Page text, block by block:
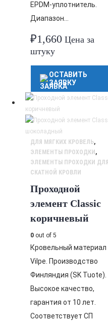
EPDM-уплотнитель.
Диапазон…
₽1,660 Цена за
штуку
ОСТАВИТЬ
ЗАЯВКУ
ДЛЯ МЯГКИХ КРОВЕЛЬ,
ЭЛЕМЕНТЫ ПРОХОДКИ ,
ЭЛЕМЕНТЫ ПРОХОДКИ ДЛЯ
СКАТНОЙ КРОВЛИ
Проходной
элемент Classic
коричневый
0 out of 5
Кровельный материал
Vilpe. Производство
Финляндия (SK Tuote).
Высокое качество,
гарантия от 10 лет.
Соответствует СП